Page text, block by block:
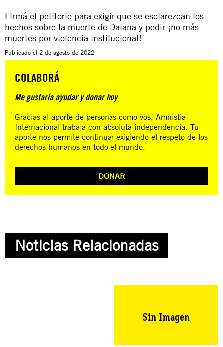
Firmá el petitorio para exigir que se esclarezcan los
hechos sobre la muerte de Daiana y pedir ¡no más
muertes por violencia institucional!
Publicado el 2 de agosto de 2022
COLABORÁ
Me gustaría ayudar y donar hoy
Gracias al aporte de personas como vos, Amnistía
Internacional trabaja con absoluta independencia. Tu
aporte nos permite continuar exigiendo el respeto de los
derechos humanos en todo el mundo.
DONAR
Noticias Relacionadas